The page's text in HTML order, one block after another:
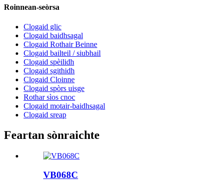
Roinnean-seòrsa
Clogaid glic
Clogaid baidhsagal
Clogaid Rothair Beinne
Clogaid bailteil / siubhail
Clogaid spèilidh
Clogaid sgithidh
Clogaid Cloinne
Clogaid spòrs uisge
Rothar sìos cnoc
Clogaid motair-baidhsagal
Clogaid sreap
Feartan sònraichte
VB068C